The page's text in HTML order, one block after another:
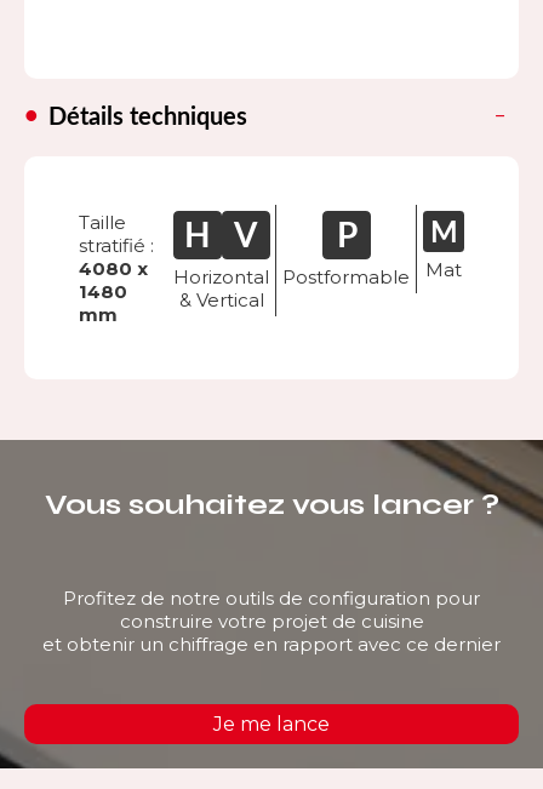
Détails techniques
Taille
stratifié :
4080 x
1480
mm
Horizontal
& Vertical
Postformable Mat
Vous souhaitez vous lancer ?
Profitez de notre outils de configuration pour
construire votre projet de cuisine
et obtenir un chiffrage en rapport avec ce dernier
Je me lance